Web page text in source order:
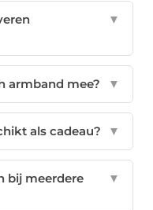
▼
armband mee? ▼
als cadeau? ▼
bij meerdere
▼